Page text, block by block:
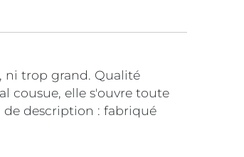
ni trop grand. Qualité
cousue, elle s'ouvre toute
de description : fabriqué